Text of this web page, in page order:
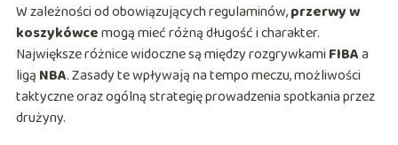
W zależności od obowiązujących regulaminów,przerwy w
koszykówcemogą mieć różną długość i charakter.
Największe różnice widoczne są między rozgrywkami FIBAa
ligą NBA. Zasady te wpływają na tempo meczu, możliwości
taktyczne oraz ogólną strategię prowadzenia spotkania przez
drużyny.